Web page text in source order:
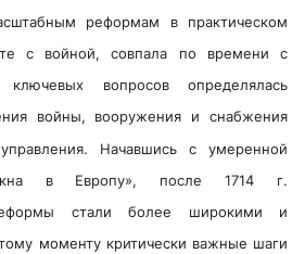
реформам в практическом
с войной, совпала по времени с
вопросов определялась
войны, вооружения и снабжения
Начавшись с умеренной
в Европу», после 1714 г.
стали более широкими и
моменту критически важные шаги